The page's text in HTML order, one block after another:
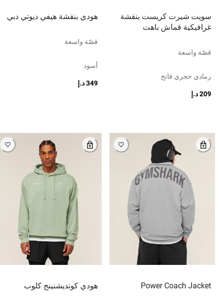
سويت شيرت كريست بنقشة
غرافيكية قماش باهت
قصّة واسعة
رمادي حجري فاتح
209 د.إ
هودي بنقشة هيفي ديوتي دبي
قصّة واسعة
أسود
349 د.إ
Power Coach Jacket هودي كونديشنينج كلوب